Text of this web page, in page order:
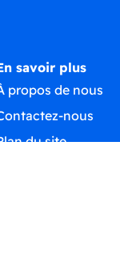
savoir plus
propos de nous
nous
du site